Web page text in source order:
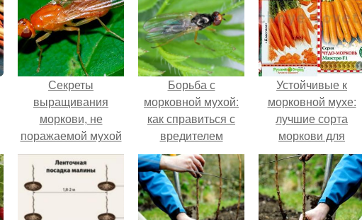
Секреты
выращивания
моркови, не
поражаемой мухой
Борьба с
морковной мухой:
как справиться с
вредителем
Устойчивые к
морковной мухе:
лучшие сорта
моркови для
Подмосковья